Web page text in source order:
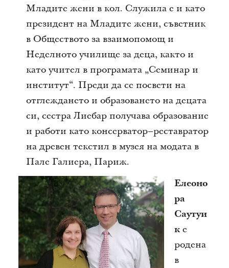
Младите жени в кол. Служила е и като
президент на Младите жени, съветник
в Обществото за взаимопомощ и
Неделното училище за деца, както и
като учител в програмата „Семинар и
институт“. Преди да се посвети на
отглеждането и образоването на децата
си, сестра Лиебар получава образование
и работи като консерватор–реставратор
на древен текстил в музея на модата в
Пале Галиера, Париж.
Елеоно
ра
Саутуи
ке
родена
в